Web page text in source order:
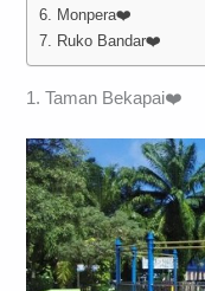
6. Monpera❤️
7. Ruko Bandar❤️
1. Taman Bekapai❤️